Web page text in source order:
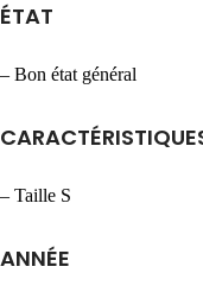
ÉTAT
– Bon état général
– Taille S
ANNÉE